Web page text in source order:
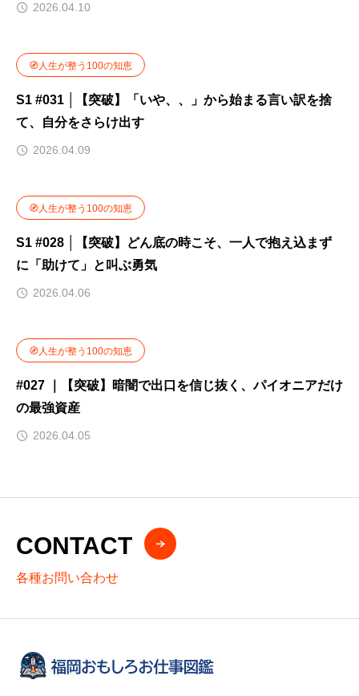
2026.04.10
🧭人生が整う100の知恵
S1 #031 │【突破】「いや、、」から始まる言い訳を捨
て、自分をさらけ出す
2026.04.09
🧭人生が整う100の知恵
S1 #028 │【突破】どん底の時こそ、一人で抱え込まず
に「助けて」と叫ぶ勇気
2026.04.06
🧭人生が整う100の知恵
#027 ｜【突破】暗闇で出口を信じ抜く、パイオニアだけ
の最強資産
2026.04.05
CONTACT
各種お問い合わせ